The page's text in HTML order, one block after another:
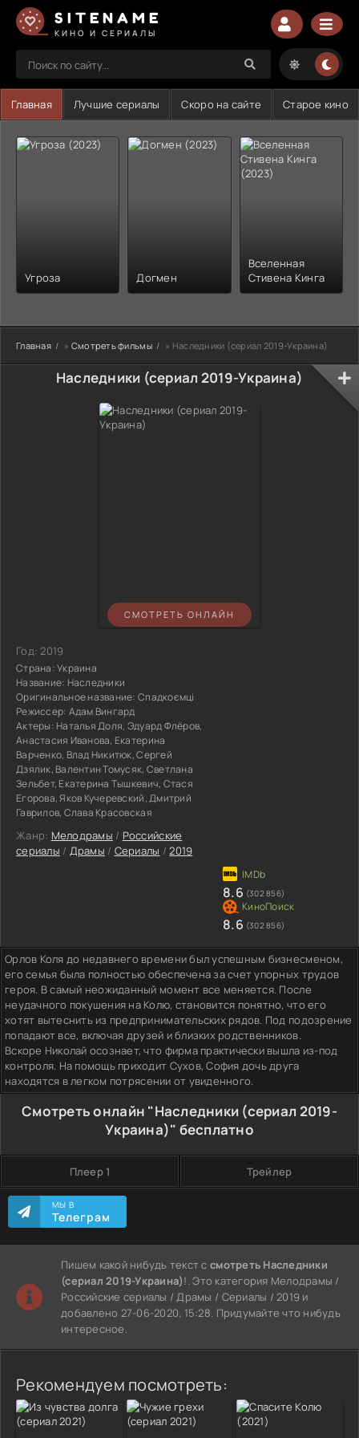
SITENAME
КИНО И СЕРИАЛЫ
Главная Лучшие сериалы Скоро на сайте Старое кино
Угроза Догмен
Вселенная
Стивена Кинга
Главная » Смотреть фильмы » Наследники (сериал 2019-Украина)
Наследники (сериал 2019-Украина)
СМОТРЕТЬ ОНЛАЙН
Год:2019
Страна:Украина
Название: Наследники
Оригинальное название: Спадкоємці
Режиссер: Адам Вингард
Актеры: Наталья Доля, Эдуард Флёров,
Анастасия Иванова, Екатерина
Варченко, Влад Никитюк, Сергей
Дзялик, Валентин Томусяк, Светлана
Зельбет, Екатерина Тышкевич, Стася
Егорова, Яков Кучеревский, Дмитрий
Гаврилов, Слава Красовская
Жанр: Мелодрамы / Российские
сериалы / Драмы / Сериалы /2019
8.6 (302 856)
8.6 (302 856)
Орлов Коля до недавнего времени был успешным бизнесменом,
его семья была полностью обеспечена за счет упорных трудов
героя. В самый неожиданный момент все меняется. После
неудачного покушения на Колю, становится понятно, что его
хотят вытеснить из предпринимательских рядов. Под подозрение
попадают все, включая друзей и близких родственников.
Вскоре Николай осознает, что фирма практически вышла из-под
контроля. На помощь приходит Сухов, София дочь друга
находятся в легком потрясении от увиденного.
Смотреть онлайн "Наследники (сериал 2019-
Украина)" бесплатно
Плеер 1 Трейлер
МЫ В
Телеграм
Пишем какой нибудь текст ссмотреть Наследники
(сериал 2019-Украина)!. Это категория Мелодрамы /
Российские сериалы / Драмы / Сериалы / 2019 и
добавлено 27-06-2020, 15:28. Придумайте что нибудь
интересное.
Рекомендуем посмотреть: